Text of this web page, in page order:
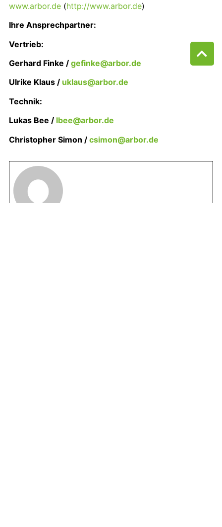
www.arbor.de(http://www.arbor.de)
Ihre Ansprechpartner:
Vertrieb:
Gerhard Finke / gefinke@arbor.de
Ulrike Klaus / uklaus@arbor.de
Technik:
Lukas Bee / lbee@arbor.de
Christopher Simon / csimon@arbor.de